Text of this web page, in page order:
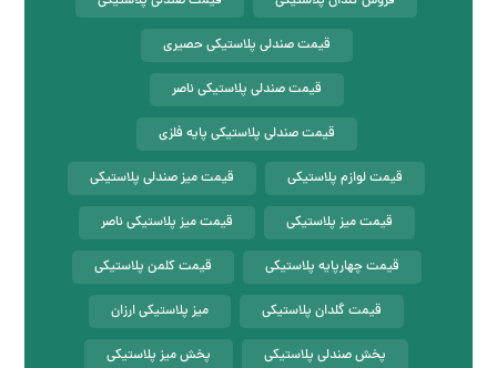
قیمت صندلی پلاستیکی حصیری
قیمت صندلی پلاستیکی ناصر
قیمت صندلی پلاستیکی پایه فلزی
قیمت لوازم پلاستیکی قیمت میز صندلی پلاستیکی
قیمت میز پلاستیکی قیمت میز پلاستیکی ناصر
قیمت چهارپایه پلاستیکی قیمت کلمن پلاستیکی
قیمت گلدان پلاستیکی میز پلاستیکی ارزان
پخش صندلی پلاستیکی پخش میز پلاستیکی